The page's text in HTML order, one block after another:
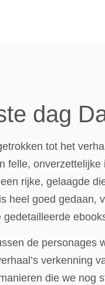
dag
tot het
felle,
rijke, gelaagde
heel goed gedaan,
gedetailleerde
de personages
verkenning
die we nog